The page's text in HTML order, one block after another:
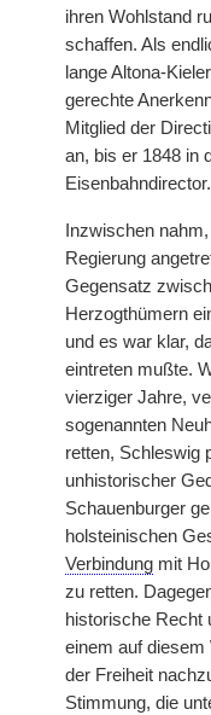
ihren Wohlstand
schaffen. Als
lange Altona-
gerechte
Mitglied der
an, bis er 1848 in
Eisenbahndirector.
Inzwischen
Regierung
Gegensatz
Herzogthümern
und es war klar,
eintreten mußte.
vierziger Jahre,
sogenannten
retten, Schleswig
unhistorischer
Schauenburger
holsteinischen
Verbindung mit
zu retten.
historische Recht
einem auf diesem
der Freiheit
Stimmung, die